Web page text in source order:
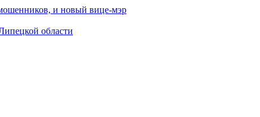
мошенников, и новый вице-мэр
области